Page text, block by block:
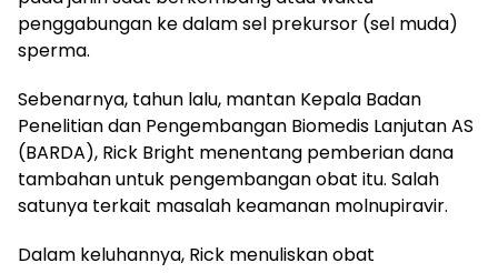
penggabungan ke dalam sel prekursor (sel muda)
sperma.
Sebenarnya, tahun lalu, mantan Kepala Badan
Penelitian dan Pengembangan Biomedis Lanjutan AS
(BARDA), Rick Bright menentang pemberian dana
tambahan untuk pengembangan obat itu. Salah
satunya terkait masalah keamanan molnupiravir.
Dalam keluhannya, Rick menuliskan obat